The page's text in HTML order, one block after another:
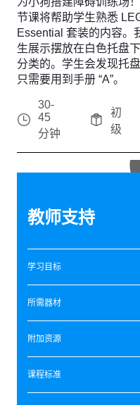
节课将帮助学生熟悉
Essential 套装的内容。
生展示摆放在白色托盘
分类的。学生会发现托
只需要用到手册 “A”。
30-
45
分钟
初
级
教师支持
学习目标
所需器材
附加资源
课程标准